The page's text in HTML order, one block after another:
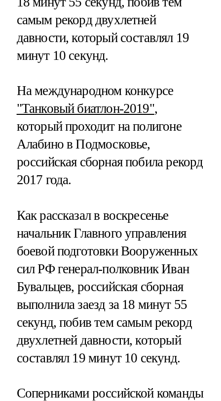
самым рекорд двухлетней
давности, который составлял 19
минут 10 секунд.
На международном конкурсе
"Танковый биатлон-2019",
который проходит на полигоне
Алабино в Подмосковье,
российская сборная побила рекорд
2017 года.
Как рассказал в воскресенье
начальник Главного управления
боевой подготовки Вооруженных
сил РФ генерал-полковник Иван
Бувальцев, российская сборная
выполнила заезд за 18 минут 55
секунд, побив тем самым рекорд
двухлетней давности, который
составлял 19 минут 10 секунд.
Соперниками российской команды